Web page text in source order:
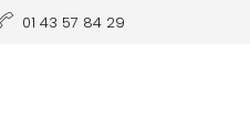
01 43 57 84 29